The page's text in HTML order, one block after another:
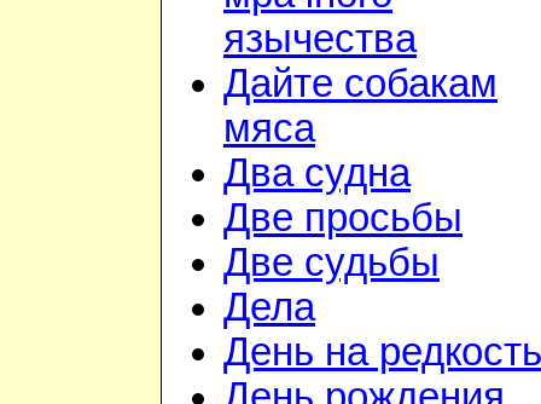
язычества
Дайте собакам
мяса
Два судна
Две просьбы
Две судьбы
Дела
День на редкость